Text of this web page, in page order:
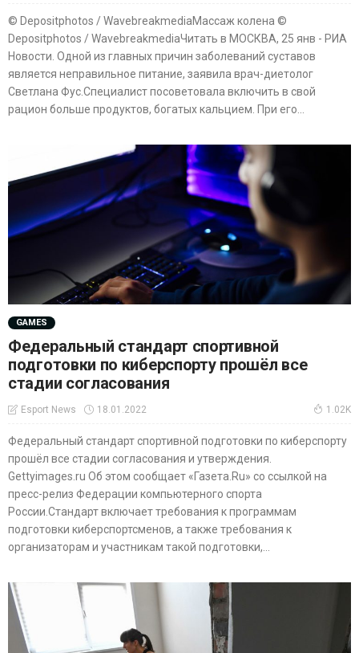
© Depositphotos / WavebreakmediaМассаж колена ©
Depositphotos / WavebreakmediaЧитать в МОСКВА, 25 янв - РИА
Новости. Одной из главных причин заболеваний суставов
является неправильное питание, заявила врач-диетолог
Светлана Фус.Специалист посоветовала включить в свой
рацион больше продуктов, богатых кальцием. При его...
GAMES
Федеральный стандарт спортивной
подготовки по киберспорту прошёл все
стадии согласования
Esport News 18.01.2022 1.02K
Федеральный стандарт спортивной подготовки по киберспорту
прошёл все стадии согласования и утверждения.
Gettyimages.ru Об этом сообщает «Газета.Ru» со ссылкой на
пресс-релиз Федерации компьютерного спорта
России.Стандарт включает требования к программам
подготовки киберспортсменов, а также требования к
организаторам и участникам такой подготовки,...